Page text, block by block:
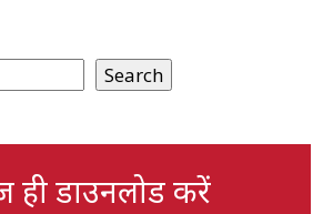
Search
डाउनलोड करें